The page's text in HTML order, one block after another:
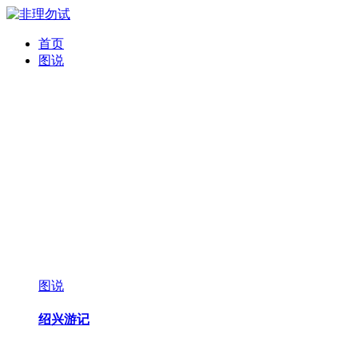
首页
图说
图说
绍兴游记